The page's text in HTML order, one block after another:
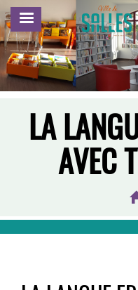
Aller
au
contenu
principal
MENU
LA
AVEC